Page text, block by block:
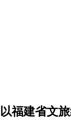
福建省文